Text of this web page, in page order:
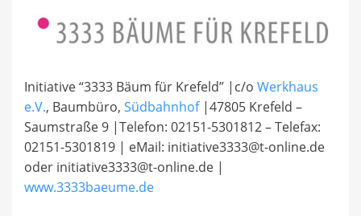
Initiative “3333 Bäum für Krefeld” |c/o Werkhaus
e.V., Baumbüro, Südbahnhof|47805 Krefeld –
Saumstraße 9 |Telefon: 02151-5301812 – Telefax:
02151-5301819 | eMail: initiative3333@t-online.de
oder initiative3333@t-online.de |
www.3333baeume.de